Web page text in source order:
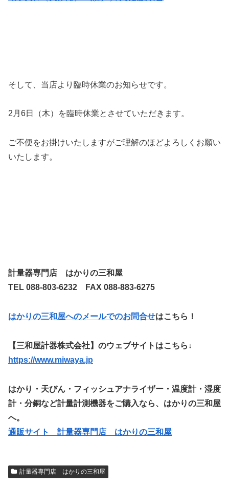
そして、当店より臨時休業のお知らせです。
2月6日（木）を臨時休業とさせていただきます。
ご不便をお掛けいたしますがご理解のほどよろしくお願い
いたします。
計量器専門店 はかりの三和屋
TEL 088-803-6232 FAX 088-883-6275
はかりの三和屋へのメールでのお問合せはこちら！
【三和屋計器株式会社】のウェブサイトはこちら↓
https://www.miwaya.jp
はかり・天びん・フィッシュアナライザー・温度計・湿度
計・分銅など計量計測機器をご購入なら、はかりの三和屋
へ。
通販サイト 計量器専門店 はかりの三和屋
計量器専門店 はかりの三和屋